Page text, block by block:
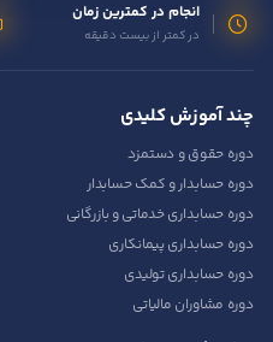
انجام در کمترین زمان
در کمتر از بیست دقیقه
چند آموزش کلیدی
دوره حقوق و دستمزد
دوره حسابدار و کمک حسابدار
دوره حسابداری خدماتی و بازرگانی
دوره حسابداری پیمانکاری
دوره حسابداری تولیدی
دوره مشاوران مالیاتی
استخدام و
هدف بلند مدت شما
ثبت
کار
ارتقا به